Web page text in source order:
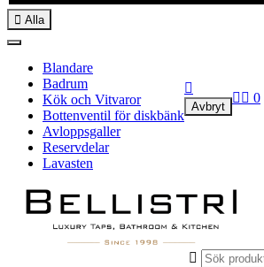
 Alla
Blandare
Badrum
Kök och Vitvaror
Bottenventil för diskbänk
Avloppsgaller
Reservdelar
Lavasten


Avbryt
  0